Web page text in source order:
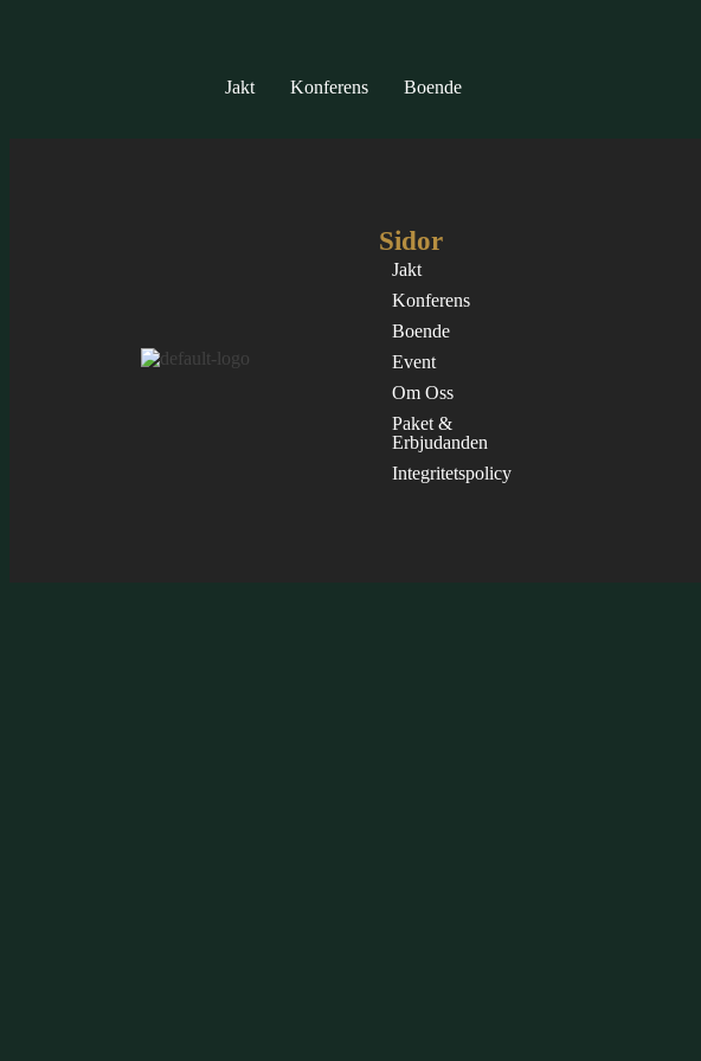
Jakt Konferens Boende
Sidor
Jakt
Konferens
Boende
Event
Om Oss
Paket &
Erbjudanden
Integritetspolicy